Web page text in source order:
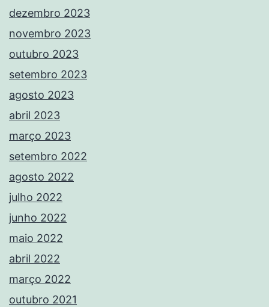
dezembro 2023
novembro 2023
outubro 2023
setembro 2023
agosto 2023
abril 2023
março 2023
setembro 2022
agosto 2022
julho 2022
junho 2022
maio 2022
abril 2022
março 2022
outubro 2021